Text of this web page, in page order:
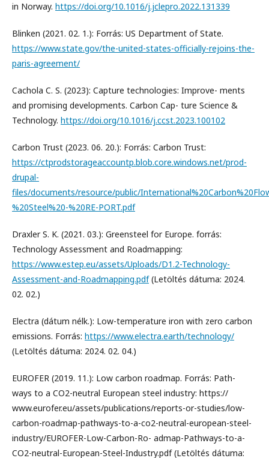
in Norway. https://doi.org/10.1016/j.jclepro.2022.131339
Blinken (2021. 02. 1.): Forrás: US Department of State.
https://www.state.gov/the-united-states-officially-rejoins-the-
paris-agreement/
Cachola C. S. (2023): Capture technologies: Improve- ments
and promising developments. Carbon Cap- ture Science &
Technology. https://doi.org/10.1016/j.ccst.2023.100102
Carbon Trust (2023. 06. 20.): Forrás: Carbon Trust:
https://ctprodstorageaccountp.blob.core.windows.net/prod-
drupal-
files/documents/resource/public/
%20Steel%20-%20RE-PORT.pdf
Draxler S. K. (2021. 03.): Greensteel for Europe. forrás:
Technology Assessment and Roadmapping:
https://www.estep.eu/assets/Uploads/D1.2-Technology-
Assessment-and-Roadmapping.pdf(Letöltés dátuma: 2024.
02. 02.)
Electra (dátum nélk.): Low-temperature iron with zero carbon
emissions. Forrás: https://www.electra.earth/technology/
(Letöltés dátuma: 2024. 02. 04.)
EUROFER (2019. 11.): Low carbon roadmap. Forrás: Path-
ways to a CO2-neutral European steel industry: https://
www.eurofer.eu/assets/publications/reports-or-studies/low-
carbon-roadmap-pathways-to-a-co2-neutral-european-steel-
industry/EUROFER-Low-Carbon-Ro- admap-Pathways-to-a-
CO2-neutral-European-Steel-Industry.pdf (Letöltés dátuma: